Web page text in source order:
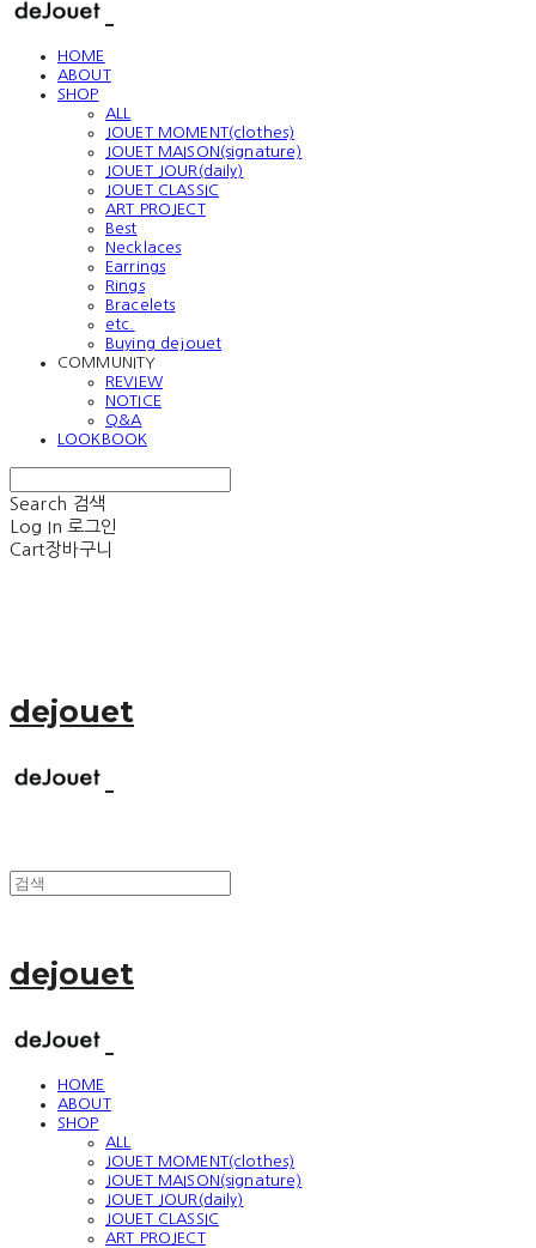
HOME
ABOUT
SHOP
ALL
JOUET MOMENT(clothes)
JOUET MAISON(signature)
JOUET JOUR(daily)
JOUET CLASSIC
ART PROJECT
Best
Necklaces
Earrings
Rings
Bracelets
etc.
Buying dejouet
COMMUNITY
REVIEW
NOTICE
Q&A
LOOKBOOK
Search 검색
Log In 로그인
Cart장바구니
dejouet
dejouet
HOME
ABOUT
SHOP
ALL
JOUET MOMENT(clothes)
JOUET MAISON(signature)
JOUET JOUR(daily)
JOUET CLASSIC
ART PROJECT